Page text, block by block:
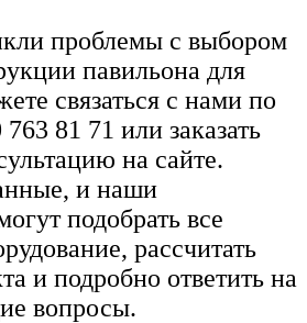
проблемы с выбором
павильона для
связаться с нами по
81 71 или заказать
на сайте.
и наши
подобрать все
рассчитать
и подробно ответить на
вопросы.